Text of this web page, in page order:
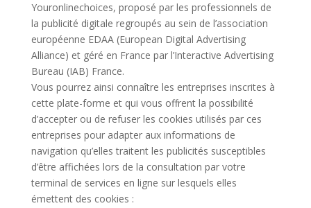
Youronlinechoices, proposé par les professionnels de
la publicité digitale regroupés au sein de l’association
européenne EDAA (European Digital Advertising
Alliance) et géré en France par l’Interactive Advertising
Bureau (IAB) France.
Vous pourrez ainsi connaître les entreprises inscrites à
cette plate-forme et qui vous offrent la possibilité
d’accepter ou de refuser les cookies utilisés par ces
entreprises pour adapter aux informations de
navigation qu’elles traitent les publicités susceptibles
d’être affichées lors de la consultation par votre
terminal de services en ligne sur lesquels elles
émettent des cookies :